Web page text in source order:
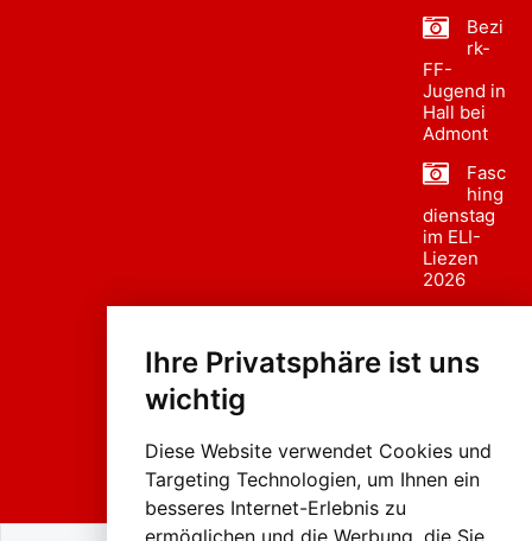
Ihre Privatsphäre ist uns
wichtig
Diese Website verwendet Cookies und
Targeting Technologien, um Ihnen ein
besseres Internet-Erlebnis zu
ermöglichen und die Werbung, die Sie
Bezi
rk-
FF-
Jugend in
Hall bei
Admont
Fasc
hing
dienstag
im ELI-
Liezen
2026
sumzug
Liezen